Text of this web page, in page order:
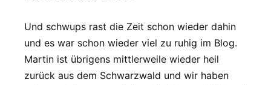
Und schwups rast die Zeit schon wieder dahin
und es war schon wieder viel zu ruhig im Blog.
Martin ist übrigens mittlerweile wieder heil
zurück aus dem Schwarzwald und wir haben